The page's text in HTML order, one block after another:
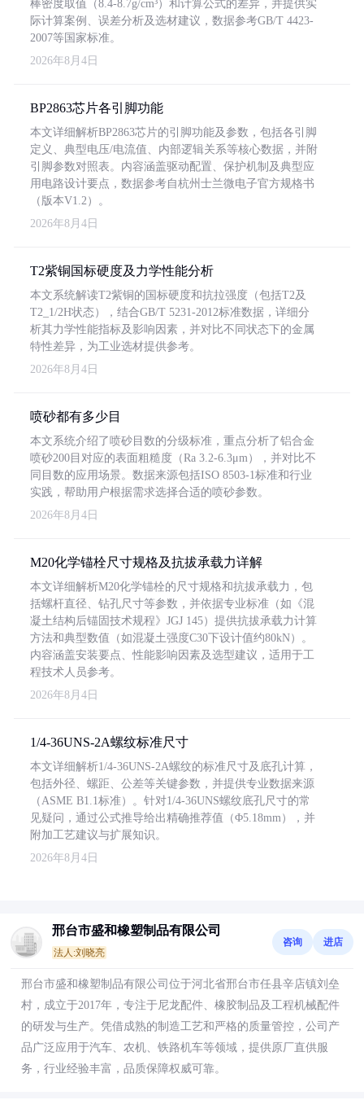
棒密度取值（8.4-8.7g/cm³）和计算公式的差异，并提供实
际计算案例、误差分析及选材建议，数据参考GB/T 4423-
2007等国家标准。
2026年8月4日
BP2863芯片各引脚功能
本文详细解析BP2863芯片的引脚功能及参数，包括各引脚
定义、典型电压/电流值、内部逻辑关系等核心数据，并附
引脚参数对照表。内容涵盖驱动配置、保护机制及典型应
用电路设计要点，数据参考自杭州士兰微电子官方规格书
（版本V1.2）。
2026年8月4日
T2紫铜国标硬度及力学性能分析
本文系统解读T2紫铜的国标硬度和抗拉强度（包括T2及
T2_1/2H状态），结合GB/T 5231-2012标准数据，详细分
析其力学性能指标及影响因素，并对比不同状态下的金属
特性差异，为工业选材提供参考。
2026年8月4日
喷砂都有多少目
本文系统介绍了喷砂目数的分级标准，重点分析了铝合金
喷砂200目对应的表面粗糙度（Ra 3.2-6.3μm），并对比不
同目数的应用场景。数据来源包括ISO 8503-1标准和行业
实践，帮助用户根据需求选择合适的喷砂参数。
2026年8月4日
M20化学锚栓尺寸规格及抗拔承载力详解
本文详细解析M20化学锚栓的尺寸规格和抗拔承载力，包
括螺杆直径、钻孔尺寸等参数，并依据专业标准（如《混
凝土结构后锚固技术规程》JGJ 145）提供抗拔承载力计算
方法和典型数值（如混凝土强度C30下设计值约80kN）。
内容涵盖安装要点、性能影响因素及选型建议，适用于工
程技术人员参考。
2026年8月4日
1/4-36UNS-2A螺纹标准尺寸
本文详细解析1/4-36UNS-2A螺纹的标准尺寸及底孔计算，
包括外径、螺距、公差等关键参数，并提供专业数据来源
（ASME B1.1标准）。针对1/4-36UNS螺纹底孔尺寸的常
见疑问，通过公式推导给出精确推荐值（Φ5.18mm），并
附加工艺建议与扩展知识。
2026年8月4日
邢台市盛和橡塑制品有限公司
法人:刘晓亮
咨询 进店
邢台市盛和橡塑制品有限公司位于河北省邢台市任县辛店镇刘垒
村，成立于2017年，专注于尼龙配件、橡胶制品及工程机械配件
的研发与生产。凭借成熟的制造工艺和严格的质量管控，公司产
品广泛应用于汽车、农机、铁路机车等领域，提供原厂直供服
务，行业经验丰富，品质保障权威可靠。